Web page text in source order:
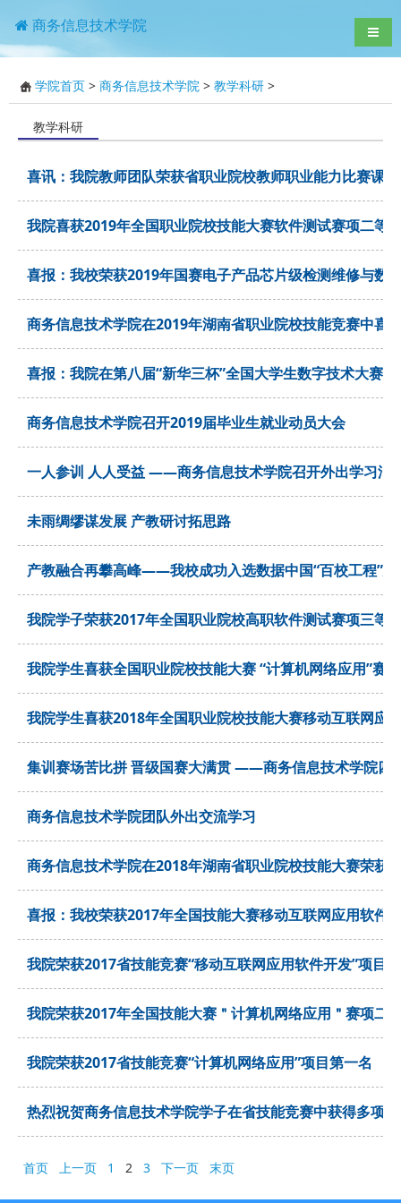
商务信息技术学院 导航
学院首页 > 商务信息技术学院 > 教学科研 >
教学科研
喜讯：我院教师团队荣获省职业院校教师职业能力比赛课
我院喜获2019年全国职业院校技能大赛软件测试赛项二等
喜报：我校荣获2019年国赛电子产品芯片级检测维修与数
商务信息技术学院在2019年湖南省职业院校技能竞赛中喜
喜报：我院在第八届“新华三杯”全国大学生数字技术大赛
商务信息技术学院召开2019届毕业生就业动员大会
一人参训 人人受益 ——商务信息技术学院召开外出学习汇
未雨绸缪谋发展 产教研讨拓思路
产教融合再攀高峰——我校成功入选数据中国“百校工程”建
我院学子荣获2017年全国职业院校高职软件测试赛项三等
我院学生喜获全国职业院校技能大赛 “计算机网络应用”赛
我院学生喜获2018年全国职业院校技能大赛移动互联网应
集训赛场苦比拼 晋级国赛大满贯 ——商务信息技术学院四
商务信息技术学院团队外出交流学习
商务信息技术学院在2018年湖南省职业院校技能大赛荣获
喜报：我校荣获2017年全国技能大赛移动互联网应用软件
我院荣获2017省技能竞赛“移动互联网应用软件开发”项目
我院荣获2017年全国技能大赛＂计算机网络应用＂赛项二
我院荣获2017省技能竞赛“计算机网络应用”项目第一名
热烈祝贺商务信息技术学院学子在省技能竞赛中获得多项
首页 上一页 1 2 3 下一页 末页